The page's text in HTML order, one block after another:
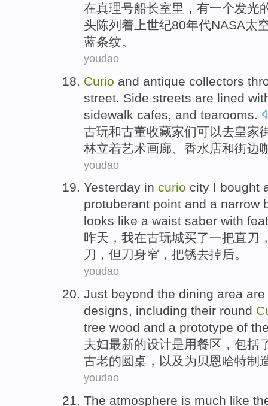
在真理号船长室里， 有一个发光
头陈列着上世纪80年代NASA太
蓝条纹。
youdao
Curio and antique collectors
street . Side streets are lined
sidewalk cafes , and tearooms
古玩和古董收藏家们可以去皇家
林立着艺术画廊 香水 店和街边
youdao
Yesterday in curio city I bought
protuberant point and a narrow
looks like a waist saber with
昨天 ， 我在古玩城买了一把直刀
刀，但刀身窄 ，把锈去掉后。
youdao
Just beyond the dining area
designs, including their round
tree wood and a prototype of
夫妇最新的设计是用餐区 ， 包括
古老的圆桌 ，以及为贝恩哈特制
youdao
The atmosphere is much like